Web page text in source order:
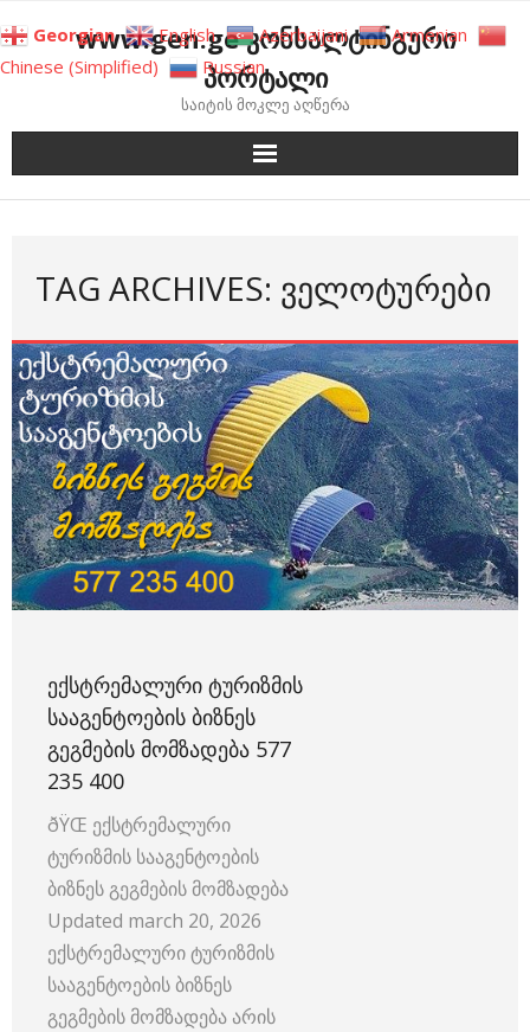
to
content
www.gen.ge კონსალტინგური
პორტალი
საიტის მოკლე აღწერა
TAG ARCHIVES: ᲕᲔᲚᲝᲢᲣᲠᲔᲑᲘ
ᲔᲥᲡᲢᲠᲔᲛᲐᲚᲣᲠᲘ ᲢᲣᲠᲘᲖᲛᲘᲡ
ᲡᲐᲐᲒᲔᲜᲢᲝᲔᲑᲘᲡ ᲑᲘᲖᲜᲔᲡ
ᲒᲔᲒᲛᲔᲑᲘᲡ ᲛᲝᲛᲖᲐᲓᲔᲑᲐ 577
235 400
ðŸŒ ექსტრემალური
ტურიზმის სააგენტოების
ბიზნეს გეგმების მომზადება
Updated march 20, 2026
ექსტრემალური ტურიზმის
სააგენტოების ბიზნეს
გეგმების მომზადება არის
Georgian English Azerbaijani
Armenian
Chinese (Simplified)
Russian